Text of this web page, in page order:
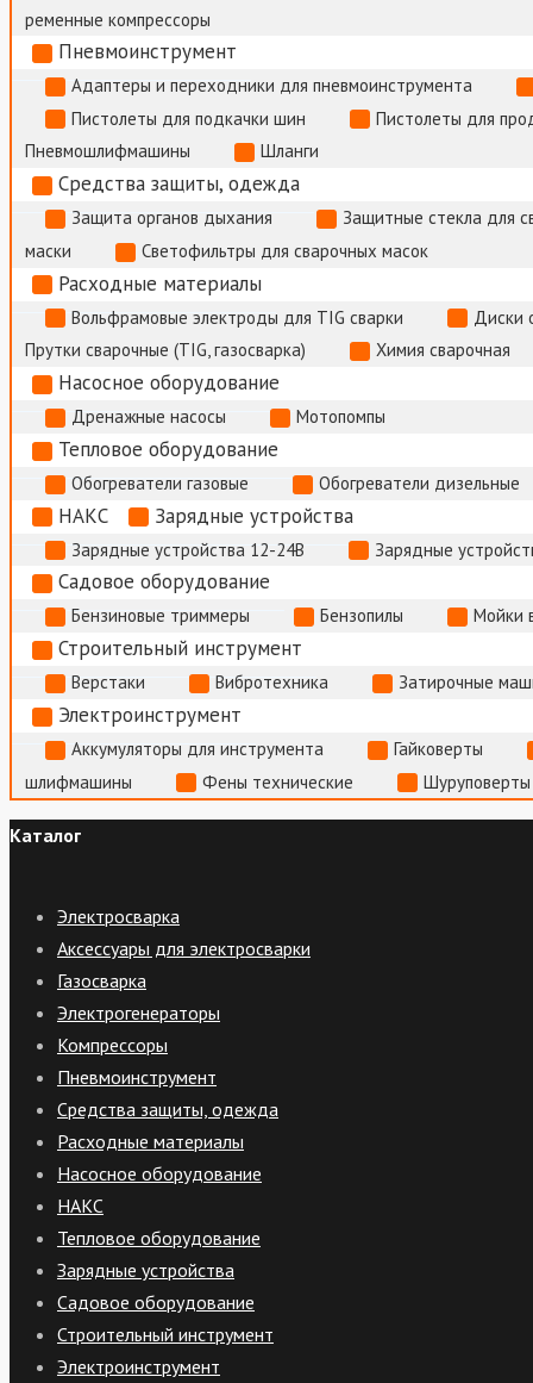
ременные компрессоры
Пневмоинструмент
Адаптеры и переходники для пневмоинструмента
Пистолеты для подкачки шин
Пистолеты для
Пневмошлифмашины
Шланги
Средства защиты, одежда
Защита органов дыхания
Защитные стекла для
маски
Светофильтры для сварочных масок
Расходные материалы
Вольфрамовые электроды для TIG сварки
Диски
Прутки сварочные (TIG, газосварка)
Химия сварочная
Насосное оборудование
Дренажные насосы Мотопомпы
Тепловое оборудование
Обогреватели газовые Обогреватели дизельные
НАКС Зарядные устройства
Зарядные устройства 12-24В Зарядные
Садовое оборудование
Бензиновые триммеры Бензопилы Мойки
Строительный инструмент
Верстаки Вибротехника Затирочные
Электроинструмент
Аккумуляторы для инструмента
Гайковерты
шлифмашины
Фены технические
Каталог
Электросварка
Аксессуары для электросварки
Газосварка
Электрогенераторы
Компрессоры
Пневмоинструмент
Средства защиты, одежда
Расходные материалы
Насосное оборудование
НАКС
Тепловое оборудование
Зарядные устройства
Садовое оборудование
Строительный инструмент
Электроинструмент